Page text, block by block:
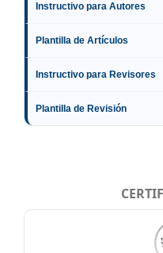
Instructivo para Autores
Plantilla de Artículos
Instructivo para Revisores
Plantilla de Revisión